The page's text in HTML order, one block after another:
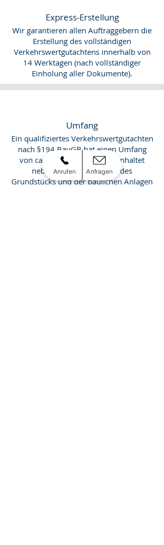
Express-Erstellung
Wir garantieren allen Auftraggebern die
Erstellung des vollständigen
Verkehrswertgutachtens innerhalb von
14 Werktagen (nach vollständiger
Einholung aller Dokumente).
Umfang
Ein qualifiziertes Verkehrswertgutachten
nach §194 BauGB hat einen Umfang
von ca. 60-90 Seiten und beinhaltet
neben der Beschreibung des
Grundstücks und der baulichen Anlagen
Anrufen Anfragen